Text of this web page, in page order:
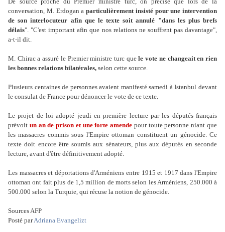
conversation, M. Erdogan a particulièrement insisté pour une intervention
de son interlocuteur afin que le texte soit annulé "dans les plus brefs
délais". "C'est important afin que nos relations ne souffrent pas davantage",
a-t-il dit.
M. Chirac a assuré le Premier ministre turc quele vote ne changeait en rien
les bonnes relations bilatérales, selon cette source.
Plusieurs centaines de personnes avaient manifesté samedi à Istanbul devant
le consulat de France pour dénoncer le vote de ce texte.
Le projet de loi adopté jeudi en première lecture par les députés français
prévoit un an de prison et une forte amende pour toute personne niant que
les massacres commis sous l'Empire ottoman constituent un génocide. Ce
texte doit encore être soumis aux sénateurs, plus aux députés en seconde
lecture, avant d'être définitivement adopté.
Les massacres et déportations d'Arméniens entre 1915 et 1917 dans l'Empire
ottoman ont fait plus de 1,5 million de morts selon les Arméniens, 250.000 à
500.000 selon la Turquie, qui récuse la notion de génocide.
Sources AFP
Posté parAdriana Evangelizt